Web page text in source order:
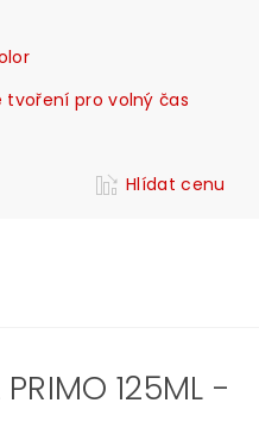
tvoření pro volný čas
Hlídat cenu
PRIMO 125ML -